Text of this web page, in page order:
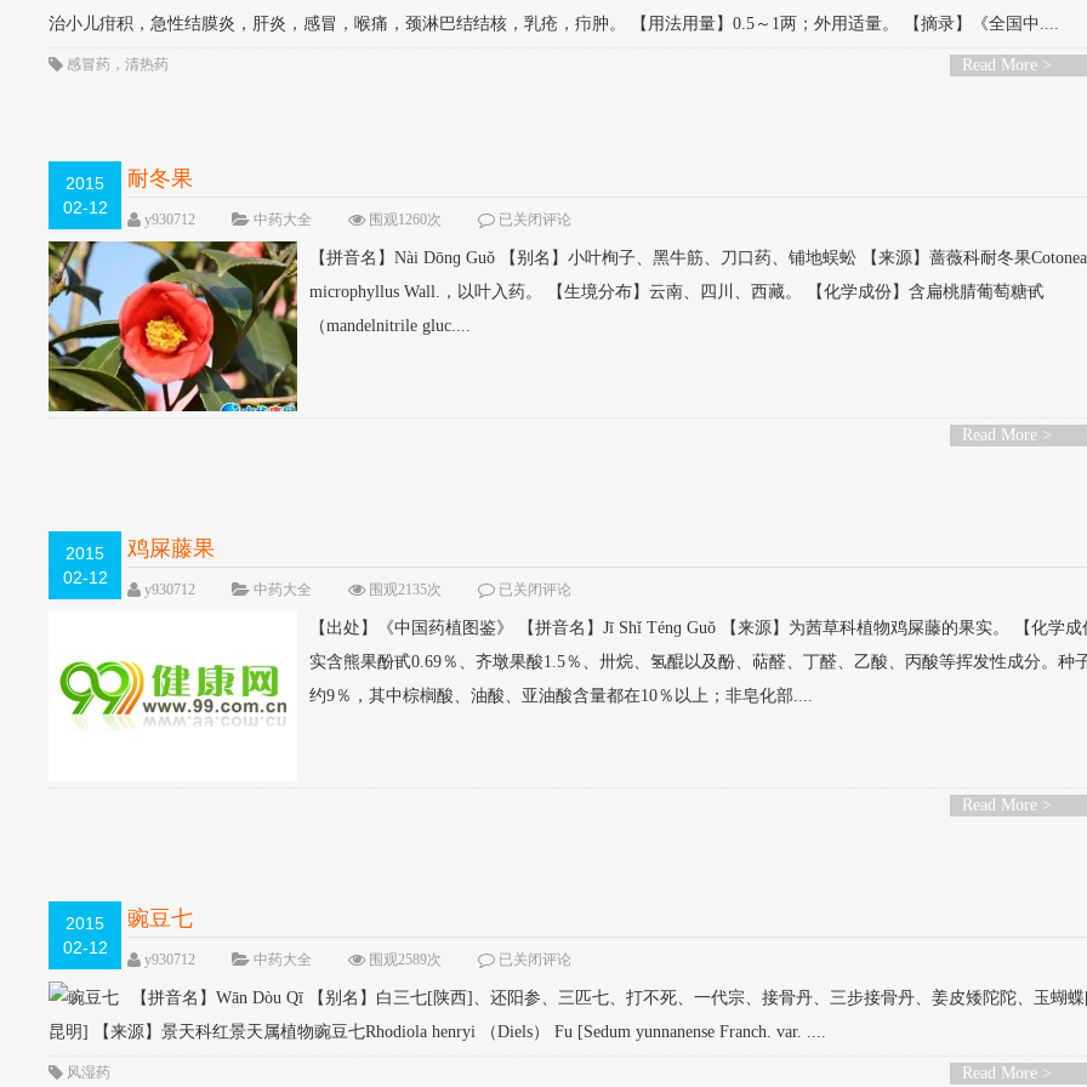
治小儿疳积，急性结膜炎，肝炎，感冒，喉痛，颈淋巴结结核，乳疮，疖肿。 【用法用量】0.5～1两；外用适量。 【摘录】《全国中....
Read More >
感冒药 ，清热药
2015
02-12
耐冬果
y930712 中药大全 围观1260次 已关闭评论
【拼音名】Nài Dōnɡ Guǒ 【别名】小叶栒子、黑牛筋、刀口药、铺地蜈蚣 【来源】蔷薇科耐冬果
microphyllus Wall.，以叶入药。 【生境分布】云南、四川、西藏。 【化学成份】含扁桃腈葡萄糖甙
（mandelnitrile gluc....
Read More >
2015
02-12
鸡屎藤果
y930712 中药大全 围观2135次 已关闭评论
【出处】《中国药植图鉴》 【拼音名】Jī Shǐ Ténɡ Guǒ 【来源】为茜草科植物鸡屎藤的果实。 【化学
实含熊果酚甙0.69％、齐墩果酸1.5％、卅烷、氢醌以及酚、萜醛、丁醛、乙酸、丙酸等挥发性成分。种
约9％，其中棕榈酸、油酸、亚油酸含量都在10％以上；非皂化部....
Read More >
2015
02-12
豌豆七
y930712 中药大全 围观2589次 已关闭评论
【拼音名】Wān Dòu Qī 【别名】白三七[陕西]、还阳参、三匹七、打不死、一代宗、接骨丹、三步接骨丹、姜皮矮陀陀、玉蝴
昆明] 【来源】景天科红景天属植物豌豆七Rhodiola henryi （Diels） Fu [Sedum yunnanense Franch. var. ....
Read More >
风湿药